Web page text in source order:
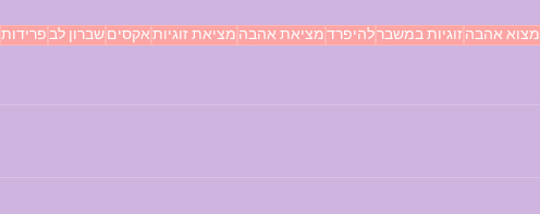
פרידותשברון לבאקסיםמציאת זוגיות מציאת אהבהלהיפרדזוגיות במשבראהבה